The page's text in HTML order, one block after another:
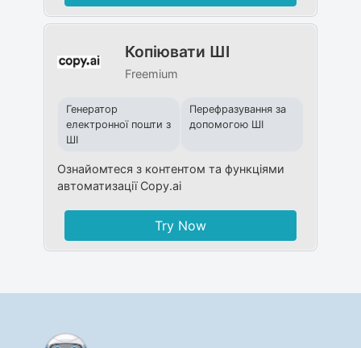
Копіювати ШІ
Freemium
Генератор
електронної пошти з
ШІ
Перефразування за
допомогою ШІ
Ознайомтеся з контентом та функціями
автоматизації Copy.ai
Try Now